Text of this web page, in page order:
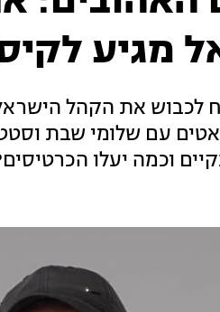
מגיע
לכבוש את הקהל
עם שלומי שבת
וכמה יעלו